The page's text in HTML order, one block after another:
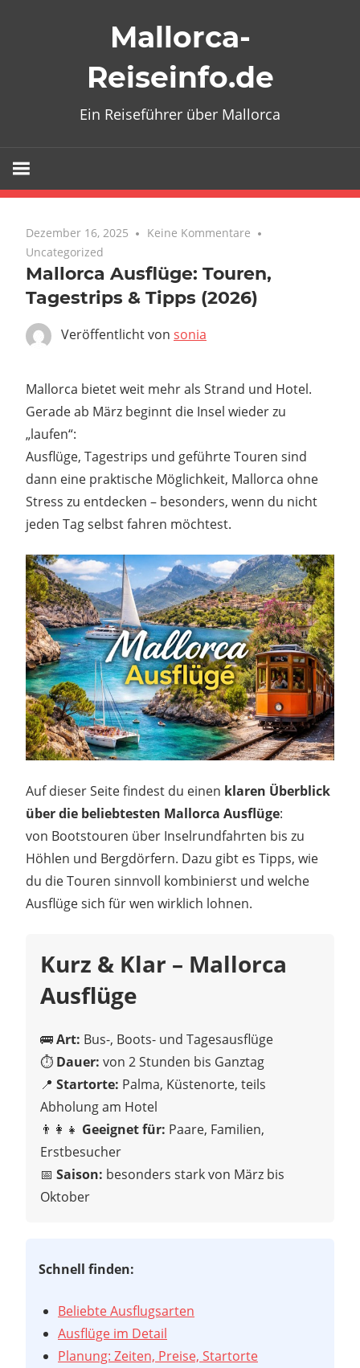
Mallorca-
Reiseinfo.de
Ein Reiseführer über Mallorca
Dezember 16, 2025
Keine Kommentare
Uncategorized
Mallorca Ausflüge: Touren,
Tagestrips & Tipps (2026)
Veröffentlicht von sonia
Mallorca bietet weit mehr als Strand und Hotel.
Gerade ab März beginnt die Insel wieder zu
„laufen“:
Ausflüge, Tagestrips und geführte Touren sind
dann eine praktische Möglichkeit, Mallorca ohne
Stress zu entdecken – besonders, wenn du nicht
jeden Tag selbst fahren möchtest.
Auf dieser Seite findest du einen klaren Überblick
über die beliebtesten Mallorca Ausflüge:
von Bootstouren über Inselrundfahrten bis zu
Höhlen und Bergdörfern. Dazu gibt es Tipps, wie
du die Touren sinnvoll kombinierst und welche
Ausflüge sich für wen wirklich lohnen.
Kurz & Klar – Mallorca
Ausflüge
🚌Art: Bus-, Boots- und Tagesausflüge
⏱ Dauer: von 2 Stunden bis Ganztag
📍 Startorte: Palma, Küstenorte, teils
Abholung am Hotel
👨‍👩‍👧 Geeignet für: Paare, Familien,
Erstbesucher
📅 Saison: besonders stark von März bis
Oktober
Schnell finden:
Beliebte Ausflugsarten
Ausflüge im Detail
Planung: Zeiten, Preise, Startorte